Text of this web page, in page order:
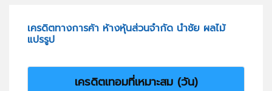
เครดิตทางการค้า ห้างหุ้นส่วนจำกัด นำชัย ผลไม้
แปรรูป
เครดิตเทอมที่เหมาะสม (วัน)